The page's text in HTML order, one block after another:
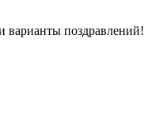
варианты поздравлений!